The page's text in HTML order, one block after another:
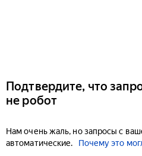
Подтвердите, что
не робот
Нам очень жаль, но запросы с
автоматические.
Почему это